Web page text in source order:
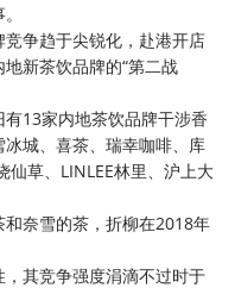
争趋于尖锐化，赴港开店
新茶饮品牌的“第二战
13家内地茶饮品牌干涉香
城、喜茶、瑞幸咖啡、库
仙草、LINLEE林里、沪上大
奈雪的茶，折柳在2018年
其竞争强度涓滴不过时于